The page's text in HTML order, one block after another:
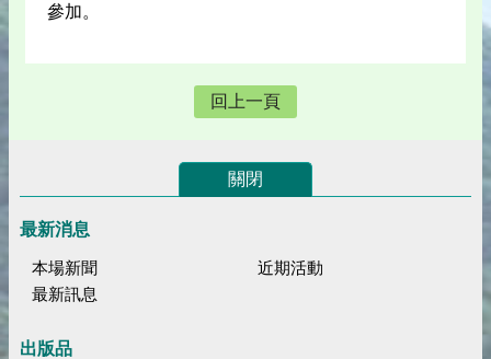
參加。
回上一頁
關閉
最新消息
本場新聞
近期活動
最新訊息
出版品